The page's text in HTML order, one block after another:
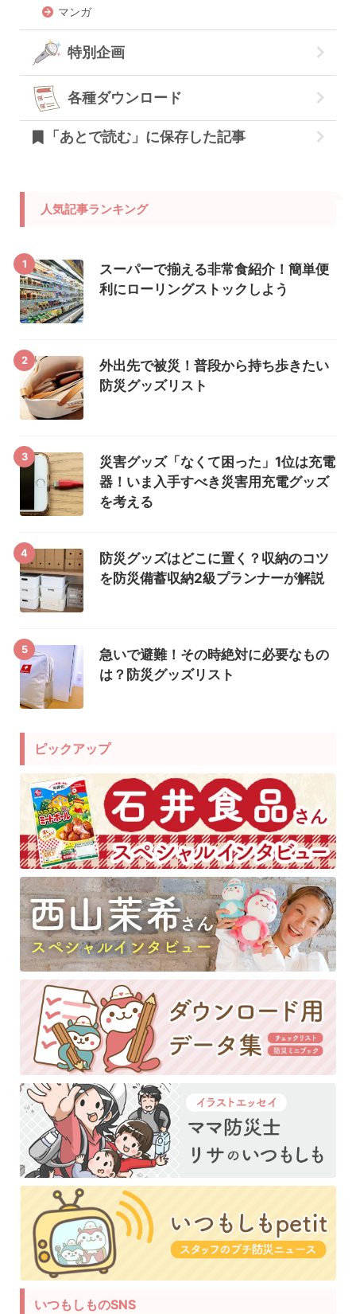
マンガ
特別企画
各種ダウンロード
「あとで読む」に保存した記事
人気記事ランキング
1
スーパーで揃える非常食紹介！簡単便
利にローリングストックしよう
2
外出先で被災！普段から持ち歩きたい
防災グッズリスト
3
災害グッズ「なくて困った」1位は充電
器！いま入手すべき災害用充電グッズ
を考える
4
防災グッズはどこに置く？収納のコツ
を防災備蓄収納2級プランナーが解説
5
急いで避難！その時絶対に必要なもの
は？防災グッズリスト
ピックアップ
いつもしものSNS